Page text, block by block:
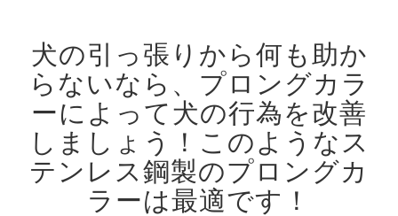
犬の引っ張りから何も助か
らないなら、プロングカラ
ーによって犬の行為を改善
しましょう！ このようなス
テンレス鋼製のプロングカ
ラーは最適です！